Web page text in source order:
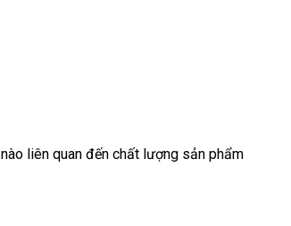
liên quan đến chất lượng sản phẩm